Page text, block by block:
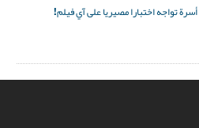
تواجه اختبارا مصيريا على آي فيلم!